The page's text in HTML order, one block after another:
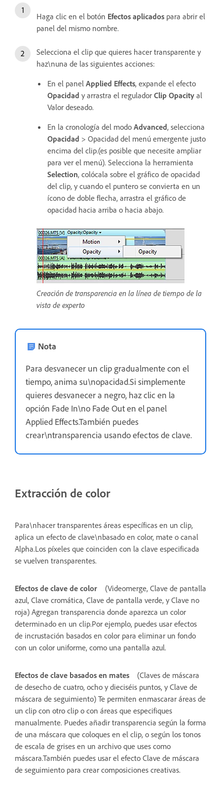
Haga clic en el botón Efectos aplicados para abrir el
panel del mismo nombre.
Selecciona el clip que quieres hacer transparente y
haz\nuna de las siguientes acciones:
En el panel Applied Effects, expande el efecto
Opacidad y arrastra el regulador Clip Opacity al
Valor deseado.
En la cronología del modo Advanced, selecciona
Opacidad > Opacidad del menú emergente justo
encima del clip.(es posible que necesite ampliar
para ver el menú). Selecciona la herramienta
Selection, colócala sobre el gráfico de opacidad
del clip, y cuando el puntero se convierta en un
ícono de doble flecha, arrastra el gráfico de
opacidad hacia arriba o hacia abajo.
Creación de transparencia en la línea de tiempo de la
vista de experto
Nota
Para desvanecer un clip gradualmente con el
tiempo, anima su\nopacidad.Si simplemente
quieres desvanecer a negro, haz clic en la
opción Fade In\no Fade Out en el panel
Applied Effects.También puedes
crear\ntransparencia usando efectos de clave.
Extracción de color
Para\nhacer transparentes áreas específicas en un clip,
aplica un efecto de clave\nbasado en color, mate o canal
Alpha.Los píxeles que coinciden con la clave especificada
se vuelven transparentes.
Efectos de clave de color
(Videomerge, Clave de pantalla
azul, Clave cromática, Clave de pantalla verde, y Clave no
roja) Agregan transparencia donde aparezca un color
determinado en un clip.Por ejemplo, puedes usar efectos
de incrustación basados en color para eliminar un fondo
con un color uniforme, como una pantalla azul.
Efectos de clave basados en mates
(Claves de máscara
de desecho de cuatro, ocho y dieciséis puntos, y Clave de
máscara de seguimiento) Te permiten enmascarar áreas de
un clip con otro clip o con áreas que especifiques
manualmente. Puedes añadir transparencia según la forma
de una máscara que coloques en el clip, o según los tonos
de escala de grises en un archivo que uses como
máscara.También puedes usar el efecto Clave de máscara
de seguimiento para crear composiciones creativas.